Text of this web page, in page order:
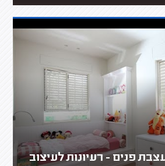
פנים - רעיונות לעיצוב